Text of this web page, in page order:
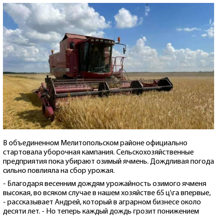
В объединенном Мелитопольском районе официально
стартовала уборочная кампания. Сельскохозяйственные
предприятия пока убирают озимый ячмень. Дождливая погода
сильно повлияла на сбор урожая.
- Благодаря весенним дождям урожайность озимого ячменя
высокая, во всяком случае в нашем хозяйстве 65 ц\га впервые,
- рассказывает Андрей, который в аграрном бизнесе около
десяти лет. - Но теперь каждый дождь грозит понижением